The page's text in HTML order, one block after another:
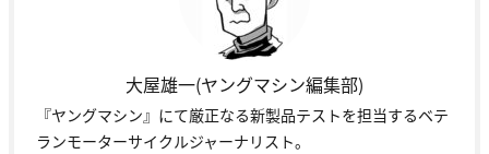
大屋雄一(ヤングマシン編集部)
『ヤングマシン』にて厳正なる新製品テストを担当するベテ
ランモーターサイクルジャーナリスト。